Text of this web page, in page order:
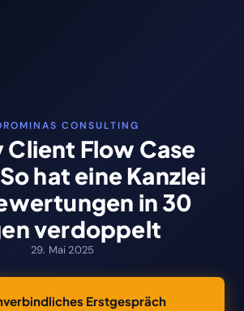
CONSULTING
Client Flow Case
hat eine Kanzlei
in 30
verdoppelt
29. Mai 2025
Erstgespräch